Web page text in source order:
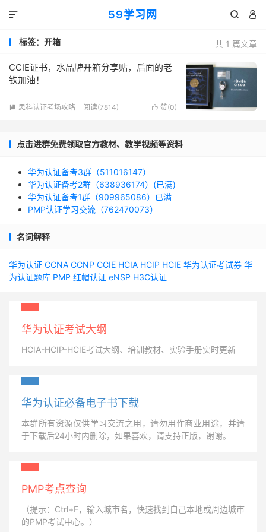
59学习网  

共 1 篇文章
标签：开箱
CCIE证书，水晶牌开箱分享贴，后面的老
铁加油！
 赞(0)
 思科认证考场攻略 阅读(7814)
点击进群免费领取官方教材、教学视频等资料
华为认证备考3群（511016147）
华为认证备考2群（638936174）(已满)
华为认证备考1群（909965086）已满
PMP认证学习交流（762470073）
名词解释
华为认证 CCNA CCNP CCIE HCIA HCIP HCIE 华为认证考试券 华
为认证题库 PMP 红帽认证 eNSP H3C认证
华为认证考试大纲
HCIA-HCIP-HCIE考试大纲、培训教材、实验手册实时更新
华为认证必备电子书下载
本群所有资源仅供学习交流之用，请勿用作商业用途，并请
于下载后24小时内删除，如果喜欢，请支持正版，谢谢。
PMP考点查询
（提示：Ctrl+F，输入城市名，快速找到自己本地或周边城市
的PMP考试中心。）